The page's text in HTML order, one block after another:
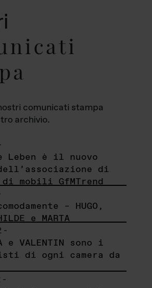
comunicati stampa
archivio.
Leben è il nuovo
di
mobili GfMTrend
– HUGO,
e MARTA
-
e VALENTIN sono i
di ogni camera da
-